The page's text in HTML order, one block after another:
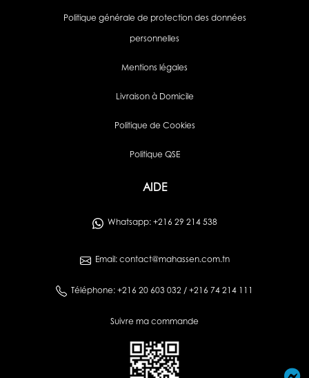
Politique générale de protection des données
personnelles
Mentions légales
Livraison à Domicile
Politique de Cookies
Politique QSE
AIDE
Whatsapp: +216 29 214 538
Email: contact@mahassen.com.tn
Téléphone: +216 20 603 032 / +216 74 214 111
Suivre ma commande